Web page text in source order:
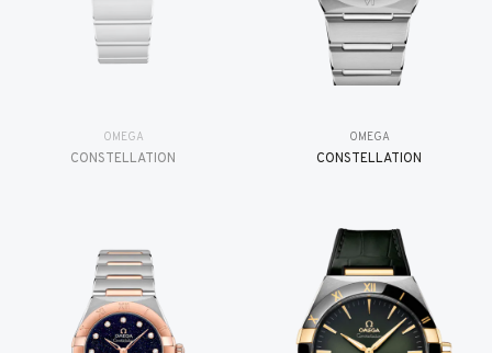
OMEGA
CONSTELLATION
OMEGA
CONSTELLATION